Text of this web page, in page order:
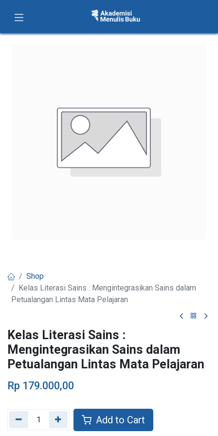
Shop
Kelas Literasi Sains : Mengintegrasikan Sains dalam
Petualangan Lintas Mata Pelajaran
Kelas Literasi Sains :
Mengintegrasikan Sains dalam
Petualangan Lintas Mata Pelajaran
Rp 179.000,00
Add to Cart